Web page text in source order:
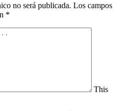
no será publicada. Los campos
*
This